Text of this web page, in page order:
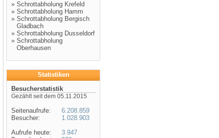
» Schrottabholung Krefeld
» Schrottabholung Hamm
» Schrottabholung Bergisch
Gladbach
» Schrottabholung Dusseldorf
» Schrottabholung
Oberhausen
Statistiken
Besucherstatistik
Gezählt seit dem 05.11.2015
Seitenaufrufe:
Besucher:
Aufrufe heute:
6.208.859
1.028.903
3.947